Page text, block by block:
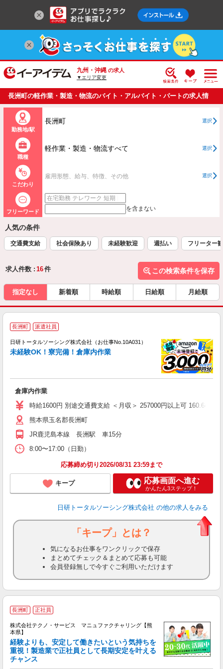
九州・沖縄 の求人
▼エリア変更
長洲町の軽作業・製造・物流のバイト・アルバイト・パートの求人情
報一覧
勤務地/駅
長洲町 選択
職種
軽作業・製造・物流すべて 選択
こだわり
雇用形態、給与、特徴、その他 選択
フリーワード を含まない
人気の条件
交通費支給 社会保険あり 未経験歓迎 週払い フリーター
求人件数 : 16件 この検索条件を保存
指定なし 新着順 時給順 日給順 月給順
長洲町 派遣社員
日研トータルソーシング株式会社（お仕事No.10A031）
未経験OK！寮完備！倉庫内作業
倉庫内作業
時給1600円 別途交通費支給 ＜月収＞ 257000円以上可 160.64H
熊本県玉名郡長洲町
JR鹿児島本線 長洲駅 車15分
8:00〜17:00（日勤）
応募締め切り2026/08/31 23:59まで
キープ 応募画面へ進む
かんたん3ステップ！
日研トータルソーシング株式会社 の他の求人をみる
「キープ」とは？
気になるお仕事をワンクリックで保存
まとめてチェック＆まとめて応募も可能
会員登録無しで今すぐご利用いただけます
長洲町 正社員
株式会社テクノ・サービス マニュファクチャリング【熊
本県】
経験よりも、安定して働きたいという気持ちを
重視！製造業で正社員として長期安定を叶える
チャンス